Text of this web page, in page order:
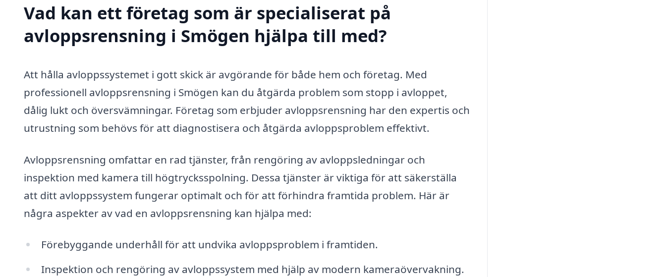
Vad kan ett företag som är specialiserat på
avloppsrensning i Smögen hjälpa till med?
Att hålla avloppssystemet i gott skick är avgörande för både hem och företag. Med
professionell avloppsrensning i Smögen kan du åtgärda problem som stopp i avloppet,
dålig lukt och översvämningar. Företag som erbjuder avloppsrensning har den expertis och
utrustning som behövs för att diagnostisera och åtgärda avloppsproblem effektivt.
Avloppsrensning omfattar en rad tjänster, från rengöring av avloppsledningar och
inspektion med kamera till högtrycksspolning. Dessa tjänster är viktiga för att säkerställa
att ditt avloppssystem fungerar optimalt och för att förhindra framtida problem. Här är
några aspekter av vad en avloppsrensning kan hjälpa med:
Förebyggande underhåll för att undvika avloppsproblem i framtiden.
Inspektion och rengöring av avloppssystem med hjälp av modern kameraövervakning.